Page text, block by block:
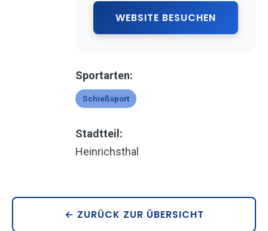
WEBSITE BESUCHEN
Sportarten:
Schießsport
Stadtteil:
Heinrichsthal
← ZURÜCK ZUR ÜBERSICHT